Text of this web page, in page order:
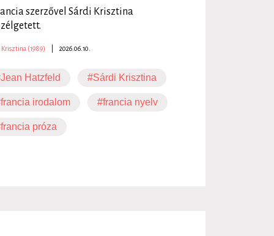
szerzővel Sárdi Krisztina
Krisztina (1989) 2026.06.10.
Hatzfeld #Sárdi Krisztina
irodalom #francia nyelv
próza